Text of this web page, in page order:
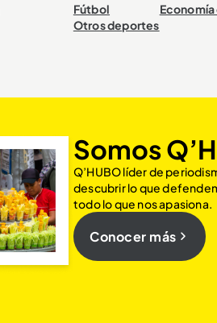
Fútbol
Otros deportes
Somos
Q’HUBO líder de
descubrir lo que
todo lo que nos apasiona.
Conocer más